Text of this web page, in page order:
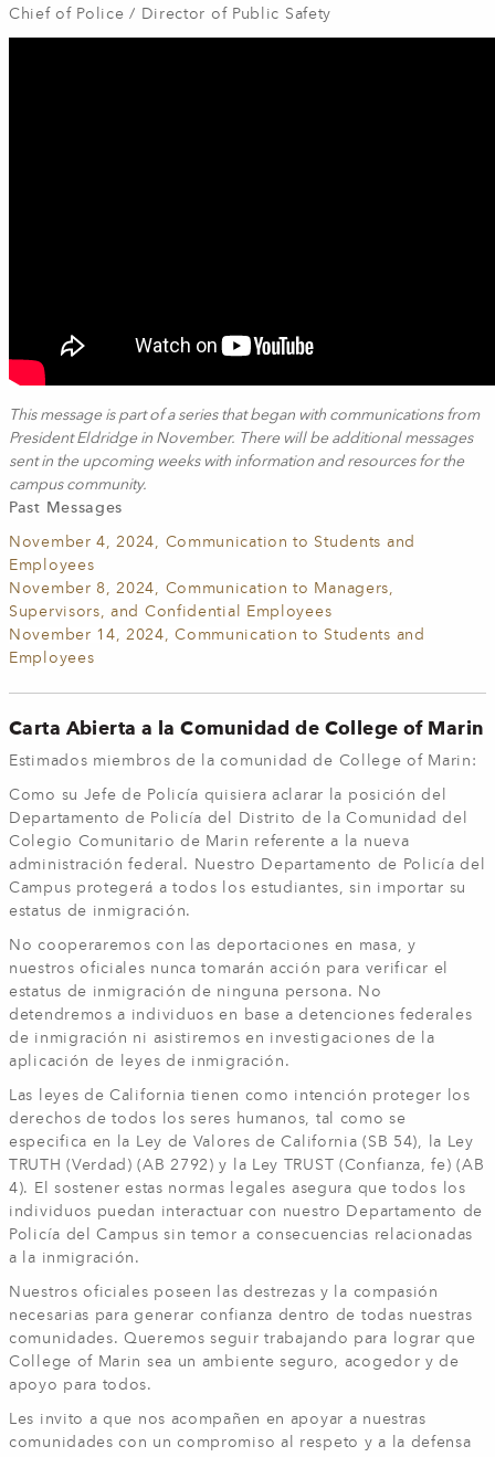
Chief of Police / Director of Public Safety
This message is part of a series that began with communications from
President Eldridge in November. There will be additional messages
sent in the upcoming weeks with information and resources for the
campus community.
Past Messages
November 4, 2024, Communication to Students and
Employees
November 8, 2024, Communication to Managers,
Supervisors, and Confidential Employees
November 14, 2024, Communication to Students and
Employees
Carta Abierta a la Comunidad de College of Marin
Estimados miembros de la comunidad de College of Marin:
Como su Jefe de Policía quisiera aclarar la posición del
Departamento de Policía del Distrito de la Comunidad del
Colegio Comunitario de Marin referente a la nueva
administración federal. Nuestro Departamento de Policía del
Campus protegerá a todos los estudiantes, sin importar su
estatus de inmigración.
No cooperaremos con las deportaciones en masa, y
nuestros oficiales nunca tomarán acción para verificar el
estatus de inmigración de ninguna persona. No
detendremos a individuos en base a detenciones federales
de inmigración ni asistiremos en investigaciones de la
aplicación de leyes de inmigración.
Las leyes de California tienen como intención proteger los
derechos de todos los seres humanos, tal como se
especifica en la Ley de Valores de California (SB 54), la Ley
TRUTH (Verdad) (AB 2792) y la Ley TRUST (Confianza, fe) (AB
4). El sostener estas normas legales asegura que todos los
individuos puedan interactuar con nuestro Departamento de
Policía del Campus sin temor a consecuencias relacionadas
a la inmigración.
Nuestros oficiales poseen las destrezas y la compasión
necesarias para generar confianza dentro de todas nuestras
comunidades. Queremos seguir trabajando para lograr que
College of Marin sea un ambiente seguro, acogedor y de
apoyo para todos.
Les invito a que nos acompañen en apoyar a nuestras
comunidades con un compromiso al respeto y a la defensa